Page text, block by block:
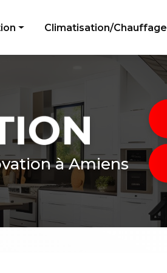
Climatisation/Chauffage
à Amiens